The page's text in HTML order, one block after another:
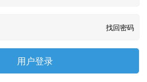
找回密码